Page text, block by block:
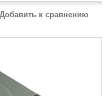
Добавить к сравнению